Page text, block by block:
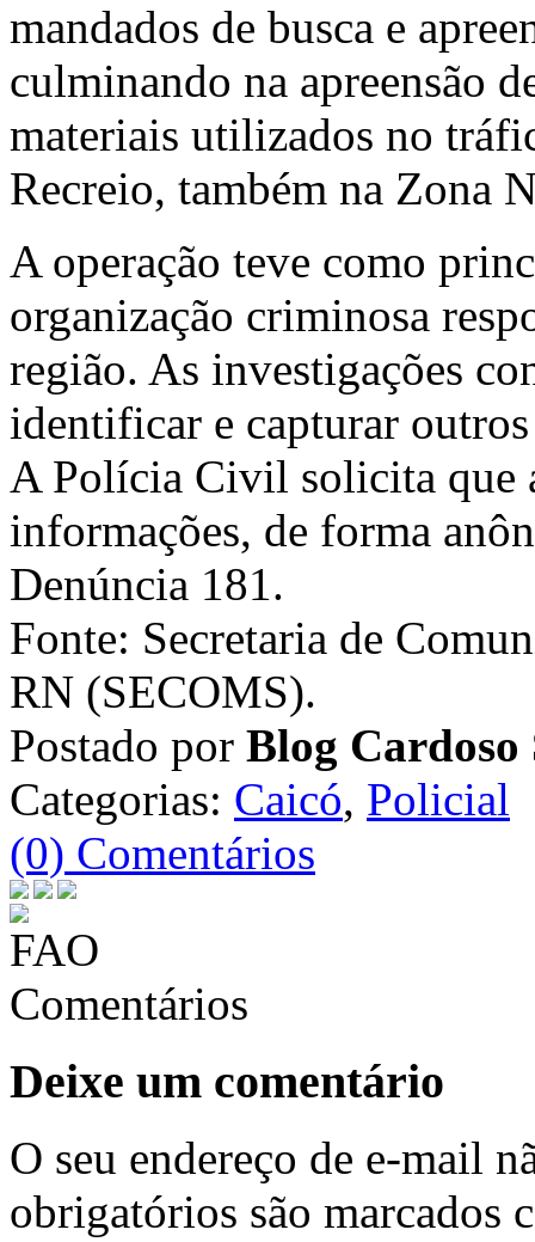
mandados de busca e
culminando na apreensão
materiais utilizados no
Recreio, também na Zona
A operação teve como
organização criminosa
região. As investigações
identificar e capturar
A Polícia Civil solicita que
informações, de forma
Denúncia 181.
Fonte: Secretaria de
RN (SECOMS).
Postado por Blog Cardoso
Categorias: Caicó, Policial
(0) Comentários
Comentários
Deixe um comentário
O seu endereço de e-mail
obrigatórios são marcados